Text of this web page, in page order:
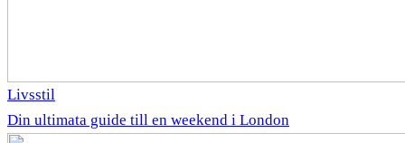
Livsstil
Din ultimata guide till en weekend i London